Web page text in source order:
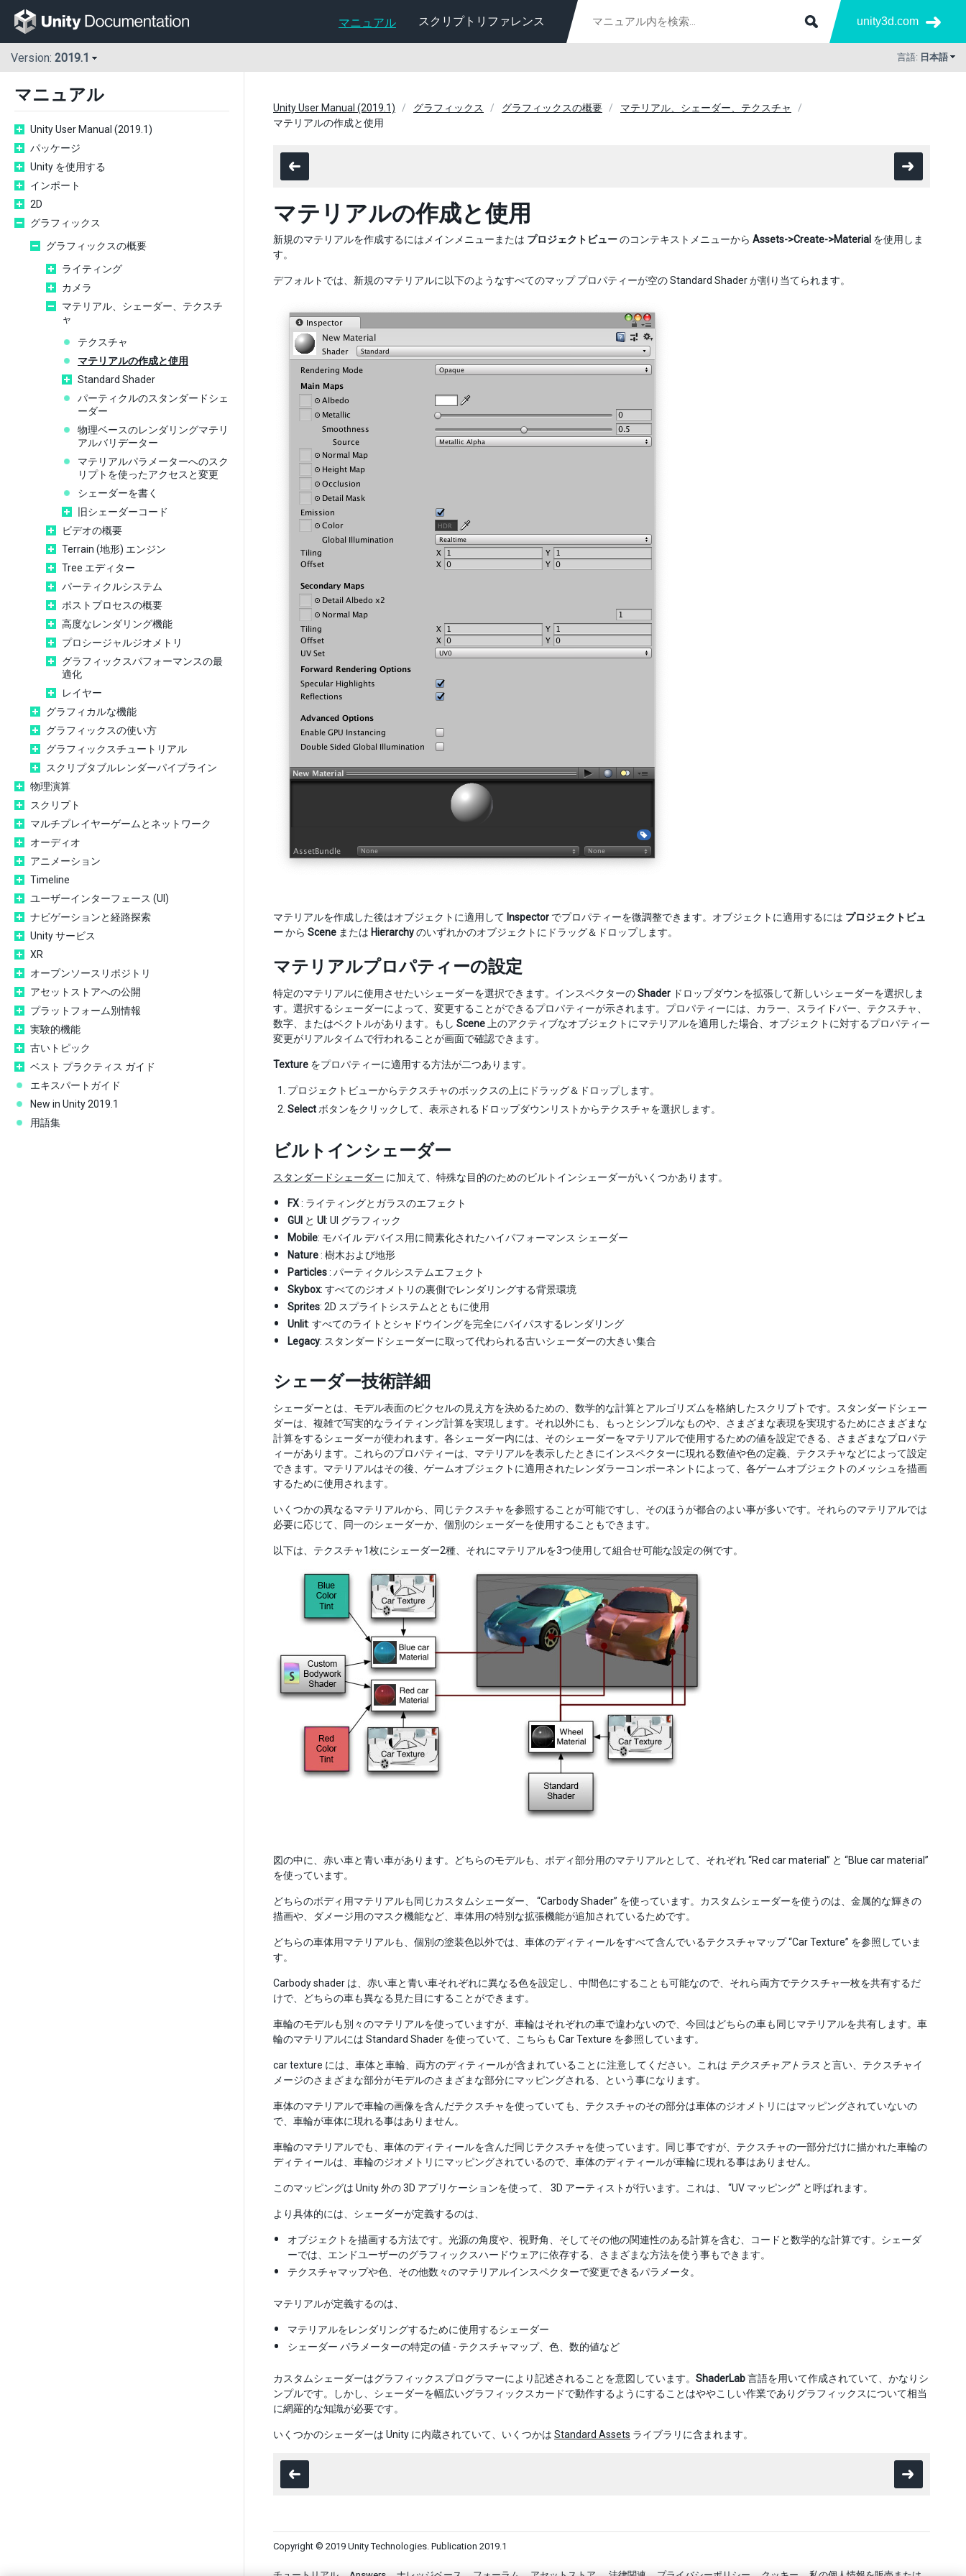
マニュアル スクリプトリファレンス unity3d.com
Version: 2019.1 言語: 日本語
マニュアル
Unity User Manual (2019.1)
パッケージ
Unity を使用する
インポート
2D
グラフィックス
グラフィックスの概要
ライティング
カメラ
マテリアル、シェーダー、テクスチ
ャ
テクスチャ
マテリアルの作成と使用
Standard Shader
パーティクルのスタンダードシェ
ーダー
物理ベースのレンダリングマテリ
アルバリデーター
マテリアルパラメーターへのスク
リプトを使ったアクセスと変更
シェーダーを書く
旧シェーダーコード
ビデオの概要
Terrain (地形) エンジン
Tree エディター
パーティクルシステム
ポストプロセスの概要
高度なレンダリング機能
プロシージャルジオメトリ
グラフィックスパフォーマンスの最
適化
レイヤー
グラフィカルな機能
グラフィックスの使い方
グラフィックスチュートリアル
スクリプタブルレンダーパイプライン
物理演算
スクリプト
マルチプレイヤーゲームとネットワーク
オーディオ
アニメーション
Timeline
ユーザーインターフェース (UI)
ナビゲーションと経路探索
Unity サービス
XR
オープンソースリポジトリ
アセットストアへの公開
プラットフォーム別情報
実験的機能
古いトピック
ベスト プラクティス ガイド
エキスパートガイド
New in Unity 2019.1
用語集
Unity User Manual (2019.1) グラフィックス グラフィックスの概要
マテリアル、シェーダー、テクスチャ
マテリアルの作成と使用
マテリアルの作成と使用
新規のマテリアルを作成するにはメインメニューまたは プロジェクトビューのコンテキストメニューから Assets->Create->Material を使用しま
す。
デフォルトでは、新規のマテリアルに以下のようなすべてのマップ プロパティーが空の Standard Shader が割り当てられます。
マテリアルを作成した後はオブジェクトに適用して Inspector でプロパティーを微調整できます。オブジェクトに適用するには プロジェクトビュ
ーから Scene または Hierarchyのいずれかのオブジェクトにドラッグ＆ドロップします。
マテリアルプロパティーの設定
特定のマテリアルに使用させたいシェーダーを選択できます。インスペクターのShader ドロップダウンを拡張して新しいシェーダーを選択しま
す。選択するシェーダーによって、変更することができるプロパティーが示されます。プロパティーには、カラー、スライドバー、テクスチャ、
数字、またはベクトルがあります。もし Scene 上のアクティブなオブジェクトにマテリアルを適用した場合、オブジェクトに対するプロパティー
変更がリアルタイムで行われることが画面で確認できます。
Texture をプロパティーに適用する方法が二つあります。
プロジェクトビューからテクスチャのボックスの上にドラッグ＆ドロップします。
Select ボタンをクリックして、表示されるドロップダウンリストからテクスチャを選択します。
ビルトインシェーダー
スタンダードシェーダー に加えて、特殊な目的のためのビルトインシェーダーがいくつかあります。
FX: ライティングとガラスのエフェクト
GUI と UI: UI グラフィック
Mobile: モバイル デバイス用に簡素化されたハイパフォーマンス シェーダー
Nature: 樹木および地形
Particles: パーティクルシステムエフェクト
Skybox: すべてのジオメトリの裏側でレンダリングする背景環境
Sprites: 2D スプライトシステムとともに使用
Unlit: すべてのライトとシャドウイングを完全にバイパスするレンダリング
Legacy: スタンダードシェーダーに取って代わられる古いシェーダーの大きい集合
シェーダー技術詳細
シェーダーとは、モデル表面のピクセルの見え方を決めるための、数学的な計算とアルゴリズムを格納したスクリプトです。スタンダードシェー
ダーは、複雑で写実的なライティング計算を実現します。それ以外にも、もっとシンプルなものや、さまざまな表現を実現するためにさまざまな
計算をするシェーダーが使われます。各シェーダー内には、そのシェーダーをマテリアルで使用するための値を設定できる、さまざまなプロパテ
ィーがあります。これらのプロパティーは、マテリアルを表示したときにインスペクターに現れる数値や色の定義、テクスチャなどによって設定
できます。マテリアルはその後、ゲームオブジェクトに適用されたレンダラーコンポーネントによって、各ゲームオブジェクトのメッシュを描画
するために使用されます。
いくつかの異なるマテリアルから、同じテクスチャを参照することが可能ですし、そのほうが都合のよい事が多いです。それらのマテリアルでは
必要に応じて、同一のシェーダーか、個別のシェーダーを使用することもできます。
以下は、テクスチャ1枚にシェーダー2種、それにマテリアルを3つ使用して組合せ可能な設定の例です。
図の中に、赤い車と青い車があります。どちらのモデルも、ボディ部分用のマテリアルとして、それぞれ “Red car material” と “Blue car material”
を使っています。
どちらのボディ用マテリアルも同じカスタムシェーダー、 “Carbody Shader” を使っています。カスタムシェーダーを使うのは、金属的な輝きの
描画や、ダメージ用のマスク機能など、車体用の特別な拡張機能が追加されているためです。
どちらの車体用マテリアルも、個別の塗装色以外では、車体のディティールをすべて含んでいるテクスチャマップ “Car Texture” を参照していま
す。
Carbody shader は、赤い車と青い車それぞれに異なる色を設定し、中間色にすることも可能なので、それら両方でテクスチャ一枚を共有するだ
けで、どちらの車も異なる見た目にすることができます。
車輪のモデルも別々のマテリアルを使っていますが、車輪はそれぞれの車で違わないので、今回はどちらの車も同じマテリアルを共有します。車
輪のマテリアルには Standard Shader を使っていて、こちらも Car Texture を参照しています。
car texture には、車体と車輪、両方のディティールが含まれていることに注意してください。これは テクスチャアトラス と言い、テクスチャイ
メージのさまざまな部分がモデルのさまざまな部分にマッピングされる、という事になります。
車体のマテリアルで車輪の画像を含んだテクスチャを使っていても、テクスチャのその部分は車体のジオメトリにはマッピングされていないの
で、車輪が車体に現れる事はありません。
車輪のマテリアルでも、車体のディティールを含んだ同じテクスチャを使っています。同じ事ですが、テクスチャの一部分だけに描かれた車輪の
ディティールは、車輪のジオメトリにマッピングされているので、車体のディティールが車輪に現れる事はありません。
このマッピングは Unity 外の 3D アプリケーションを使って、 3D アーティストが行います。これは、 “UV マッピング” と呼ばれます。
より具体的には、シェーダーが定義するのは、
オブジェクトを描画する方法です。光源の角度や、視野角、そしてその他の関連性のある計算を含む、コードと数学的な計算です。シェーダ
ーでは、エンドユーザーのグラフィックスハードウェアに依存する、さまざまな方法を使う事もできます。
テクスチャマップや色、その他数々のマテリアルインスペクターで変更できるパラメータ。
マテリアルが定義するのは、
マテリアルをレンダリングするために使用するシェーダー
シェーダー パラメーターの特定の値 - テクスチャマップ、色、数的値など
カスタムシェーダーはグラフィックスプログラマーにより記述されることを意図しています。 ShaderLab言語を用いて作成されていて、かなりシ
ンプルです。しかし、シェーダーを幅広いグラフィックスカードで動作するようにすることはややこしい作業でありグラフィックスについて相当
に網羅的な知識が必要です。
いくつかのシェーダーは Unity に内蔵されていて、いくつかは Standard Assets ライブラリに含まれます。
Copyright © 2019 Unity Technologies. Publication 2019.1